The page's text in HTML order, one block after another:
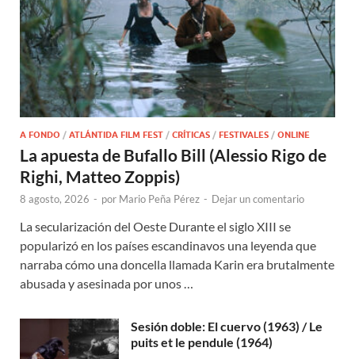
A FONDO / ATLÁNTIDA FILM FEST / CRÍTICAS / FESTIVALES / ONLINE
La apuesta de Bufallo Bill (Alessio Rigo de
Righi, Matteo Zoppis)
8 agosto, 2026 - por Mario Peña Pérez - Dejar un comentario
La secularización del Oeste Durante el siglo XIII se
popularizó en los países escandinavos una leyenda que
narraba cómo una doncella llamada Karin era brutalmente
abusada y asesinada por unos …
Sesión doble: El cuervo (1963) / Le
puits et le pendule (1964)